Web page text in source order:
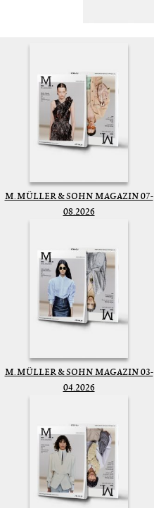
M. MÜLLER & SOHN MAGAZIN 07-
08.2026
M. MÜLLER & SOHN MAGAZIN 03-
04.2026